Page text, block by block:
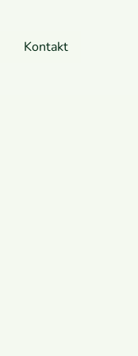
Kontakt